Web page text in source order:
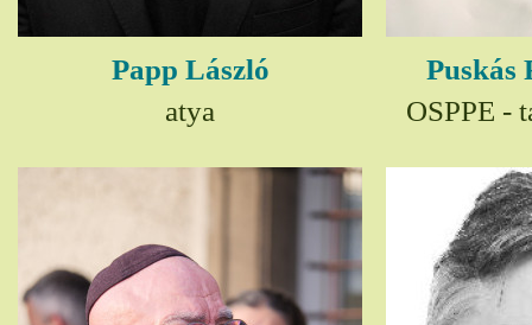
Papp László
atya
Puskás
OSPPE -